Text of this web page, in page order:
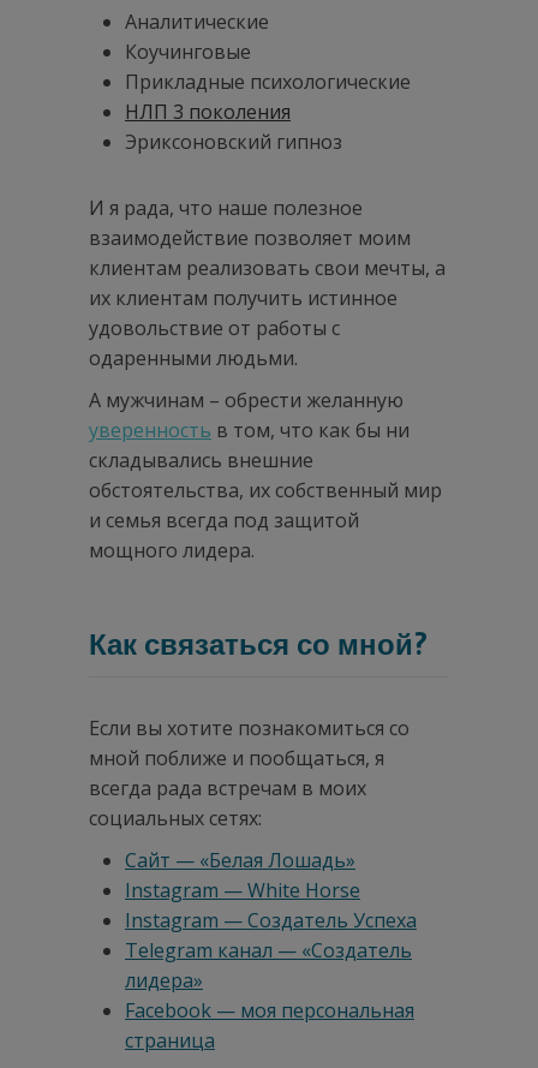
Аналитические
Коучинговые
Прикладные психологические
НЛП 3 поколения
Эриксоновский гипноз
И я рада, что наше полезное
взаимодействие позволяет моим
клиентам реализовать свои мечты, а
их клиентам получить истинное
удовольствие от работы с
одаренными людьми.
А мужчинам – обрести желанную
уверенность в том, что как бы ни
складывались внешние
обстоятельства, их собственный мир
и семья всегда под защитой
мощного лидера.
Как связаться со мной?
Если вы хотите познакомиться со
мной поближе и пообщаться, я
всегда рада встречам в моих
социальных сетях:
Сайт — «Белая Лошадь»
Instagram — White Horse
Instagram — Создатель Успеха
Telegram канал — «Создатель
лидера»
Facebook — моя персональная
страница